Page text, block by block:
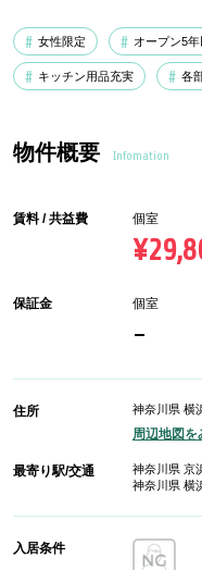
女性限定 オープン5年
キッチン用品充実 各
物件概要 Infomation
賃料 / 共益費 個室
保証金 個室
-
住所 神奈川県 横
周辺地図を
最寄り駅/交通
神奈川県 京
神奈川県 横
入居条件